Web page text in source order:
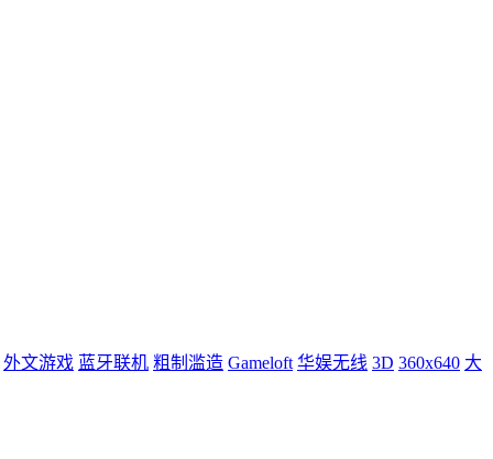
外文游戏 蓝牙联机 粗制滥造 Gameloft 华娱无线 3D 360x640 大